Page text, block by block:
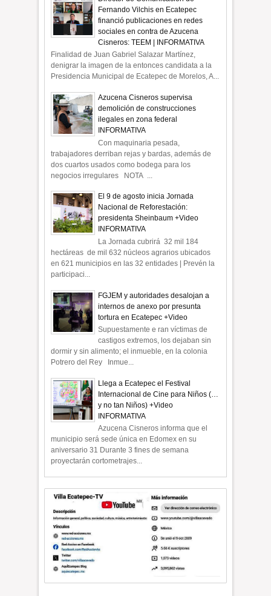
Fernando Vilchis en Ecatepec
financió publicaciones en redes
sociales en contra de Azucena
Cisneros: TEEM | INFORMATIVA
Finalidad de Juan Gabriel Salazar Martínez,
denigrar la imagen de la entonces candidata a la
Presidencia Municipal de Ecatepec de Morelos, A...
Azucena Cisneros supervisa
demolición de construcciones
ilegales en zona federal
INFORMATIVA
Con maquinaria pesada,
trabajadores derriban rejas y bardas, además de
dos cuartos usados como bodega para los
negocios irregulares NOTA ...
El 9 de agosto inicia Jornada
Nacional de Reforestación:
presidenta Sheinbaum +Video
INFORMATIVA
La Jornada cubrirá 32 mil 184
hectáreas de mil 632 núcleos agrarios ubicados
en 621 municipios en las 32 entidades | Prevén la
participaci...
FGJEM y autoridades desalojan a
internos de anexo por presunta
tortura en Ecatepec +Video
Supuestamente e ran víctimas de
castigos extremos, los dejaban sin
dormir y sin alimento; el inmueble, en la colonia
Potrero del Rey Inmue...
Llega a Ecatepec el Festival
Internacional de Cine para Niños (…
y no tan Niños) +Video
INFORMATIVA
Azucena Cisneros informa que el
municipio será sede única en Edomex en su
aniversario 31 Durante 3 fines de semana
proyectarán cortometrajes...